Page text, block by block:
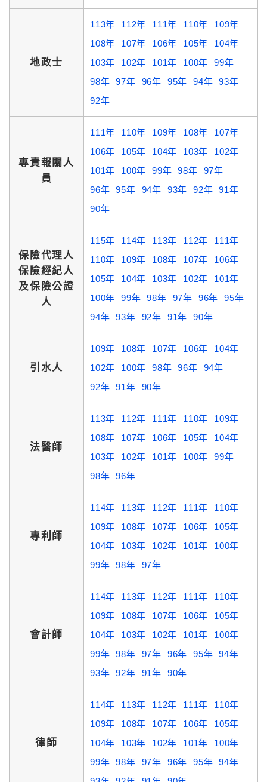
地政士
113年 112年 111年 110年
109年
108年
107年 106年 105年
104年
103年
102年 101年 100年
99年
98年
97年 96年 95年 94年
93年
92年
專責報關人
員
111年 110年 109年 108年
107年
106年
105年 104年 103年
102年
101年
100年 99年 98年
97年
96年
95年 94年 93年 92年
91年
90年
保險代理人
保險經紀人
及保險公證
人
115年 114年 113年 112年
111年
110年
109年 108年 107年
106年
105年
104年 103年 102年
101年
100年
99年 98年 97年 96年
95年
94年
93年 92年 91年 90年
引水人
109年 108年 107年 106年
104年
102年
100年 98年 96年
94年
92年
91年 90年
法醫師
113年 112年 111年 110年
109年
108年
107年 106年 105年
104年
103年
102年 101年 100年
99年
98年
96年
專利師
114年 113年 112年 111年
110年
109年
108年 107年 106年
105年
104年
103年 102年 101年
100年
99年
98年 97年
會計師
114年 113年 112年 111年
110年
109年
108年 107年 106年
105年
104年
103年 102年 101年
100年
99年
98年 97年 96年 95年
94年
93年
92年 91年 90年
律師
114年 113年 112年 111年
110年
109年
108年 107年 106年
105年
104年
103年 102年 101年
100年
99年
98年 97年 96年 95年
94年